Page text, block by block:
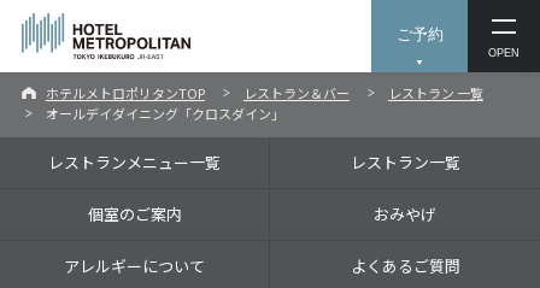
ご予約
OPEN
ホテルメトロポリタンTOP レストラン＆バー
レストラン 一覧
オールデイダイニング「クロスダイン」
レストランメニュー一覧 レストラン一覧
個室のご案内 おみやげ
アレルギーについて よくあるご質問